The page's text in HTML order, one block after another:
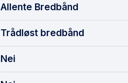
Allente Bredbånd
Trådløst bredbånd
Nei